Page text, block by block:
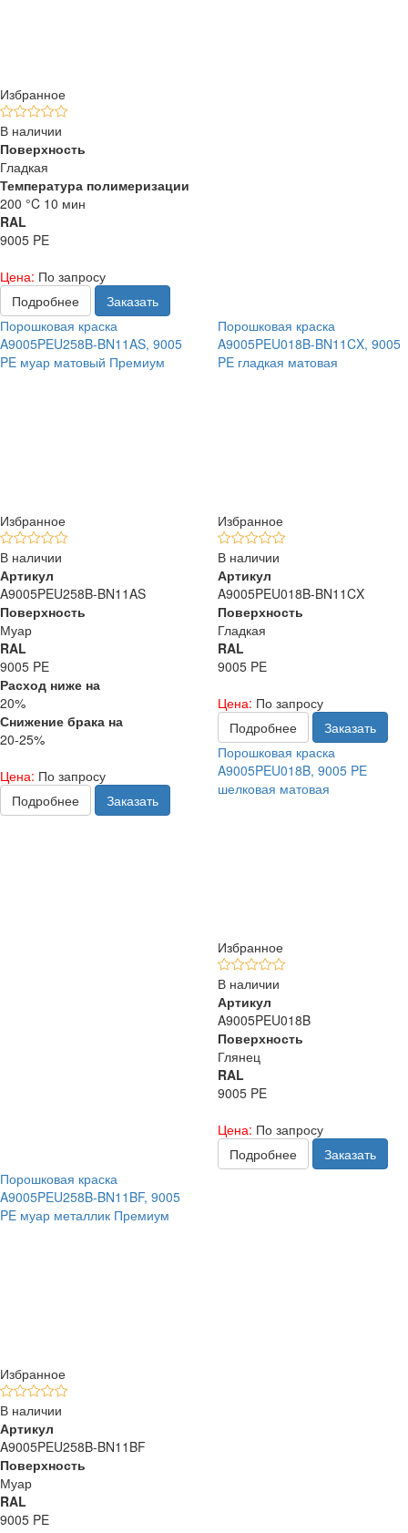
Избранное
В наличии
Поверхность
Гладкая
Температура полимеризации
200 °C 10 мин
RAL
9005 PE
Цена: По запросу
Подробнее
Заказать
Порошковая краска
A9005PEU258B-BN11AS, 9005
PE муар матовый Премиум
Избранное
В наличии
Артикул
A9005PEU258B-BN11AS
Поверхность
Муар
RAL
9005 PE
Расход ниже на
20%
Снижение брака на
20-25%
Цена: По запросу
Подробнее
Заказать
Порошковая краска
A9005PEU018B-BN11CX, 9005
PE гладкая матовая
Избранное
В наличии
Артикул
A9005PEU018B-BN11CX
Поверхность
Гладкая
RAL
9005 PE
Цена: По запросу
Подробнее
Заказать
Порошковая краска
A9005PEU018B, 9005 PE
шелковая матовая
Избранное
В наличии
Артикул
A9005PEU018B
Поверхность
Глянец
RAL
9005 PE
Цена: По запросу
Подробнее
Заказать
Порошковая краска
A9005PEU258B-BN11BF, 9005
PE муар металлик Премиум
Избранное
В наличии
Артикул
A9005PEU258B-BN11BF
Поверхность
Муар
RAL
9005 PE